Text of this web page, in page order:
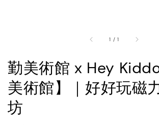
1 /1
勤美術館 x Hey
美術館】｜好好玩磁
坊